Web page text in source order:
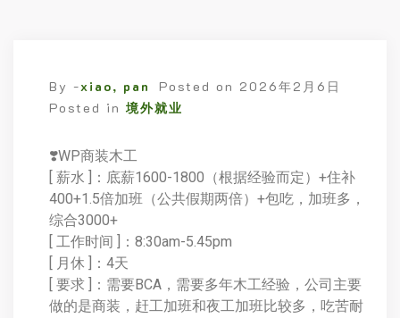
By -xiao, pan Posted on 2026年2月6日
Posted in 境外就业
❣️WP商装木工
[ 薪水 ]：底薪1600-1800（根据经验而定）+住补
400+1.5倍加班（公共假期两倍）+包吃，加班多，
综合3000+
[ 工作时间 ]：8:30am-5.45pm
[ 月休 ]：4天
[ 要求 ]：需要BCA，需要多年木工经验，公司主要
做的是商装，赶工加班和夜工加班比较多，吃苦耐